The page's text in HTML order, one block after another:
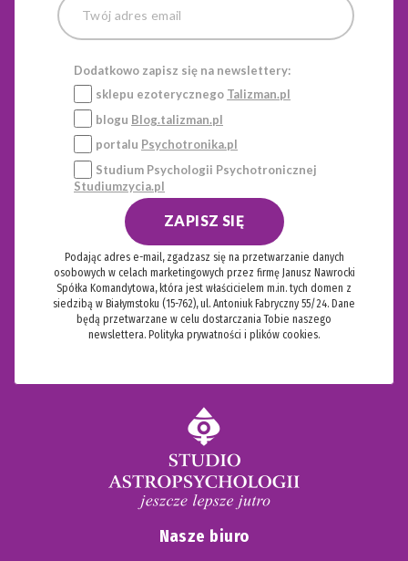
Dodatkowo zapisz się na newslettery:
sklepu ezoterycznego Talizman.pl
blogu Blog.talizman.pl
portalu Psychotronika.pl
Studium Psychologii Psychotronicznej
Studiumzycia.pl
ZAPISZ SIĘ
Podając adres e-mail, zgadzasz się na przetwarzanie danych
osobowych w celach marketingowych przez firmę Janusz Nawrocki
Spółka Komandytowa, która jest właścicielem m.in. tych domen z
siedzibą w Białymstoku (15-762), ul. Antoniuk Fabryczny 55/24. Dane
będą przetwarzane w celu dostarczania Tobie naszego
newslettera. Polityka prywatności i plików cookies.
Nasze biuro